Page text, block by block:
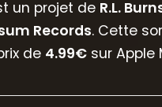
un projet de R.L.
Records. Cette
de 4.99€ sur Apple